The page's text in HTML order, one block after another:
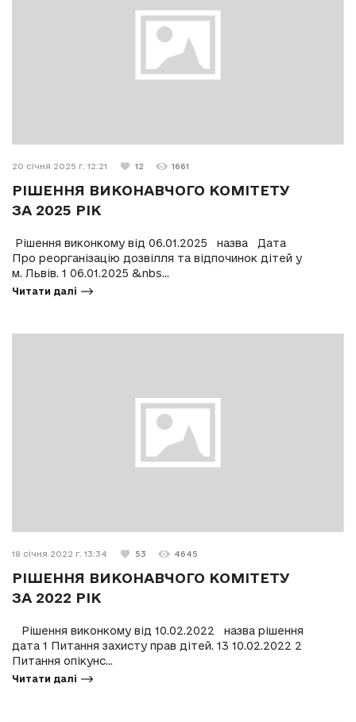
20 січня 2025 г. 12:21 12 1661
РІШЕННЯ ВИКОНАВЧОГО КОМІТЕТУ
ЗА 2025 РІК
Рішення виконкому від 06.01.2025 назва Дата
Про реорганізацію дозвілля та відпочинок дітей у
м. Львів. 1 06.01.2025 &nbs...
Читати далі
18 січня 2022 г. 13:34 53 4645
РІШЕННЯ ВИКОНАВЧОГО КОМІТЕТУ
ЗА 2022 РІК
Рішення виконкому від 10.02.2022 назва рішення
дата 1 Питання захисту прав дітей. 13 10.02.2022 2
Питання опікунс...
Читати далі